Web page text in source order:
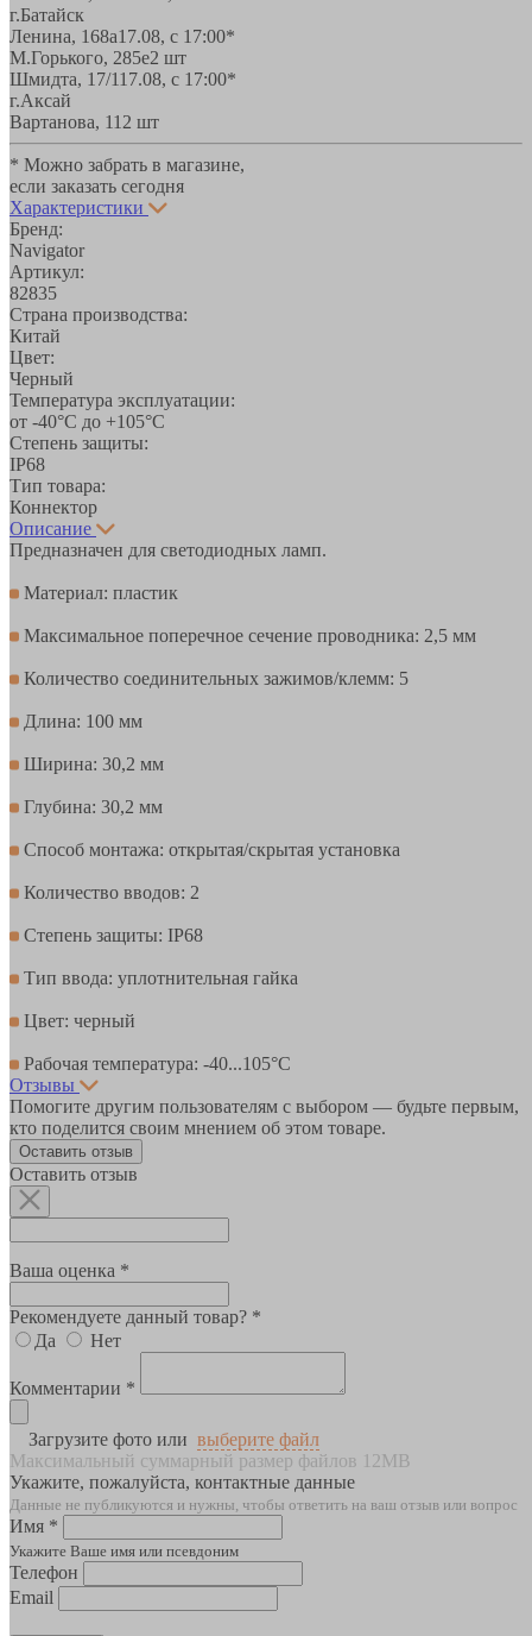
г.Батайск
Ленина, 168а17.08, с 17:00*
М.Горького, 285е2 шт
Шмидта, 17/117.08, с 17:00*
г.Аксай
Вартанова, 11 2 шт
* Можно забрать в магазине,
если заказать сегодня
Характеристики
Бренд:
Navigator
Артикул:
82835
Страна производства:
Китай
Цвет:
Черный
Температура эксплуатации:
от -40°С до +105°С
Степень защиты:
IP68
Тип товара:
Коннектор
Описание
Предназначен для светодиодных ламп.
Материал: пластик
Максимальное поперечное сечение проводника: 2,5 мм
Количество соединительных зажимов/клемм: 5
Длина: 100 мм
Ширина: 30,2 мм
Глубина: 30,2 мм
Способ монтажа: открытая/скрытая установка
Количество вводов: 2
Степень защиты: IP68
Тип ввода: уплотнительная гайка
Цвет: черный
Рабочая температура: -40...105°C
Отзывы
Помогите другим пользователям с выбором — будьте первым,
кто поделится своим мнением об этом товаре.
Оставить отзыв
Оставить отзыв
Ваша оценка *
Рекомендуете данный товар? *
Да
Нет
Комментарии *
Загрузите фото или выберите файл
Максимальный суммарный размер файлов 12MB
Укажите, пожалуйста, контактные данные
Данные не публикуются и нужны, чтобы ответить на ваш отзыв или вопрос
Имя *
Укажите Ваше имя или псевдоним
Телефон
Email